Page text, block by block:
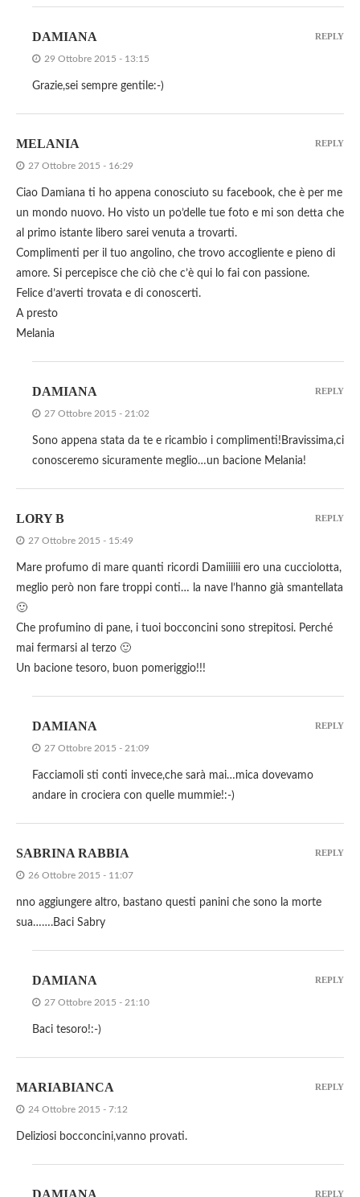
DAMIANA
29 Ottobre 2015 - 13:15
Grazie,sei sempre gentile:-)
REPLY
MELANIA
27 Ottobre 2015 - 16:29
Ciao Damiana ti ho appena conosciuto su facebook, che è per me
un mondo nuovo. Ho visto un po’delle tue foto e mi son detta che
al primo istante libero sarei venuta a trovarti.
Complimenti per il tuo angolino, che trovo accogliente e pieno di
amore. Si percepisce che ciò che c’è qui lo fai con passione.
Felice d’averti trovata e di conoscerti.
A presto
Melania
REPLY
DAMIANA
27 Ottobre 2015 - 21:02
Sono appena stata da te e ricambio i complimenti!Bravissima,ci
conosceremo sicuramente meglio…un bacione Melania!
REPLY
LORY B
27 Ottobre 2015 - 15:49
Mare profumo di mare quanti ricordi Damiiiiii ero una cucciolotta,
meglio però non fare troppi conti… la nave l’hanno già smantellata
🙂
Che profumino di pane, i tuoi bocconcini sono strepitosi. Perché
mai fermarsi al terzo 🙂
Un bacione tesoro, buon pomeriggio!!!
REPLY
DAMIANA
27 Ottobre 2015 - 21:09
Facciamoli sti conti invece,che sarà mai…mica dovevamo
andare in crociera con quelle mummie!:-)
REPLY
SABRINA RABBIA
26 Ottobre 2015 - 11:07
nno aggiungere altro, bastano questi panini che sono la morte
sua…….Baci Sabry
REPLY
DAMIANA
27 Ottobre 2015 - 21:10
Baci tesoro!:-)
REPLY
MARIABIANCA
24 Ottobre 2015 - 7:12
Deliziosi bocconcini,vanno provati.
REPLY
REPLY